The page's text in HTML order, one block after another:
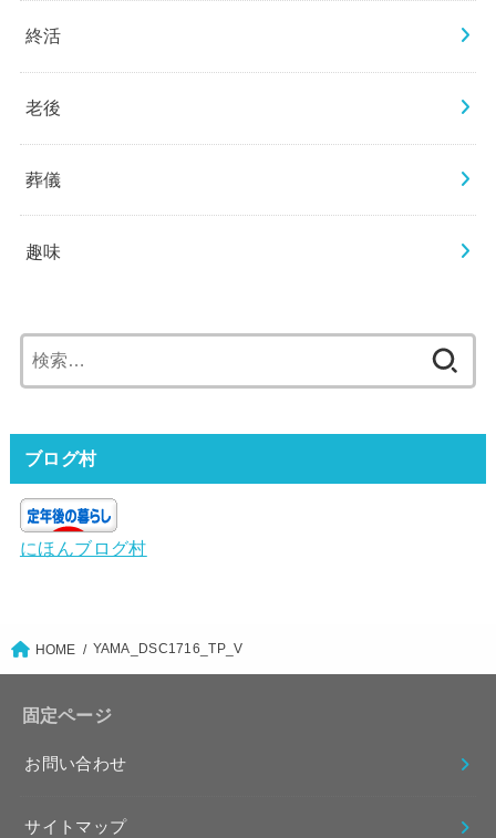
終活
老後
葬儀
趣味
索:
ブログ村
にほんブログ村
HOME YAMA_DSC1716_TP_V
固定ページ
お問い合わせ
サイトマップ